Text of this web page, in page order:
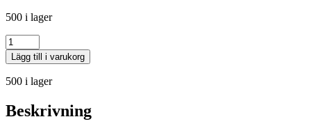
500 i lager
Antal
Lägg till i varukorg
500 i lager
Beskrivning